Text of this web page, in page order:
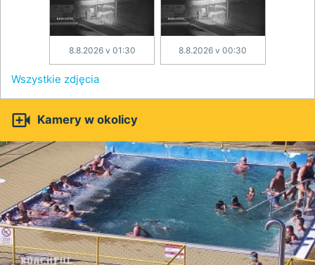
8.8.2026 v 01:30 8.8.2026 v 00:30
Wszystkie zdjęcia
 Kamery w okolicy